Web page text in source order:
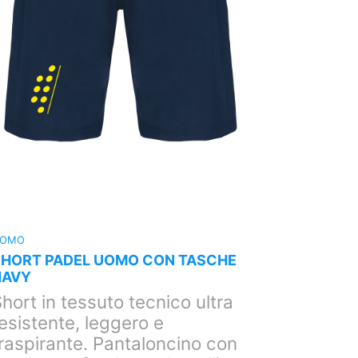
PADEL UOMO CON TASCHE
in tessuto tecnico ultra
leggero e
Pantaloncino con